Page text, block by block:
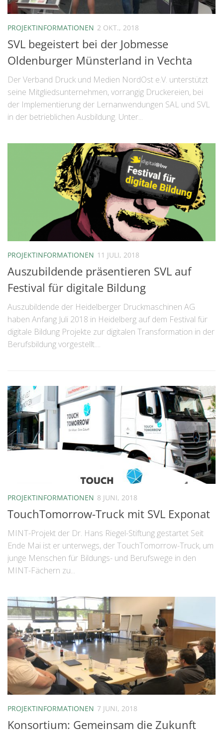
PROJEKTINFORMATIONEN 2 OKT., 2018
SVL begeistert bei der Jobmesse
Oldenburger Münsterland in Vechta
Der Verband Druck und Medien NordOst e.V. unterstützt
seine Mitgliedsunternehmen, vorrangig Druckereien, bei
der Implementierung der Lernanwendungen SAL und SVL
in der betrieblichen Ausbildung. Unter...
PROJEKTINFORMATIONEN 11 JULI, 2018
Auszubildende präsentieren SVL auf
Festival für digitale Bildung
Auszubildende der Heidelberger Druckmaschinen AG
haben Anfang Juli 2018 in Heidelberg auf dem Festival für
digitale Bildung Projekte zur digitalen Transformation in der
Berufsbildung vorgestellt....
PROJEKTINFORMATIONEN 8 JUNI, 2018
TouchTomorrow-Truck mit SVL Exponat
MINT-Projekt der Dr. Hans Riegel-Stiftung gestartet Seit
Ende Mai ist er unterwegs, der TouchTomorrow-Truck, um
junge Menschen für Bildungs- und Berufswege in den
MINT-Fächern zu...
PROJEKTINFORMATIONEN 7 JUNI, 2018
Konsortium: Gemeinsam die Zukunft